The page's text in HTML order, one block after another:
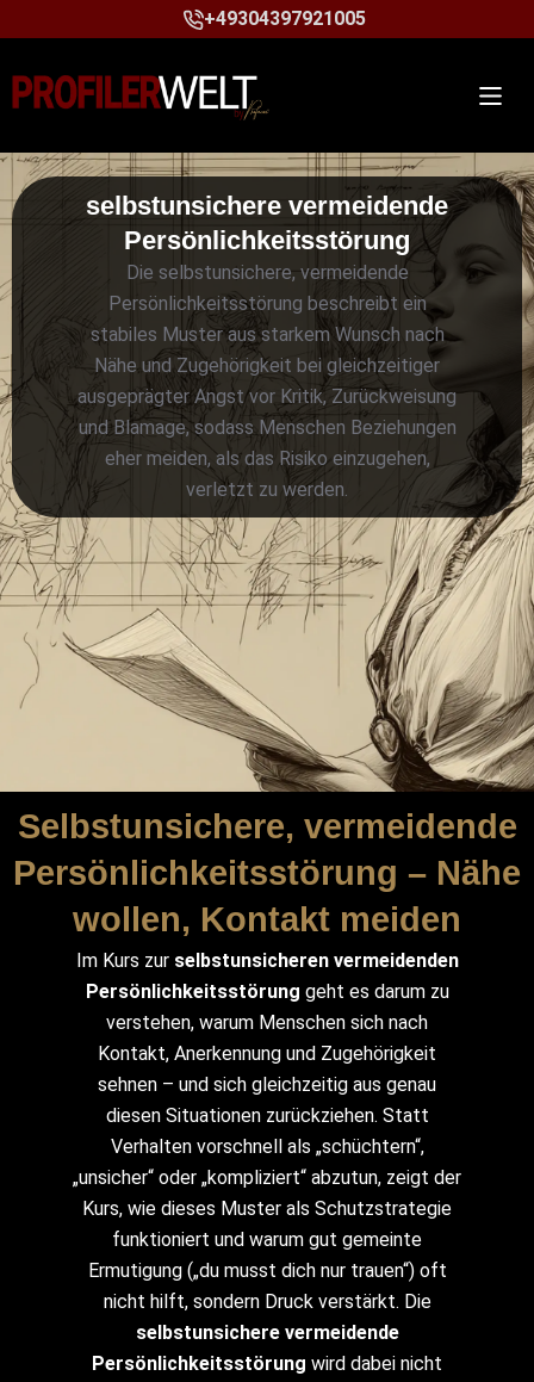
+49304397921005
selbstunsichere vermeidende
Persönlichkeitsstörung
Die selbstunsichere, vermeidende
Persönlichkeitsstörung beschreibt ein
stabiles Muster aus starkem Wunsch nach
Nähe und Zugehörigkeit bei gleichzeitiger
ausgeprägter Angst vor Kritik, Zurückweisung
und Blamage, sodass Menschen Beziehungen
eher meiden, als das Risiko einzugehen,
verletzt zu werden.
Selbstunsichere, vermeidende
Persönlichkeitsstörung – Nähe
wollen, Kontakt meiden
Im Kurs zur selbstunsicheren vermeidenden
Persönlichkeitsstörung geht es darum zu
verstehen, warum Menschen sich nach
Kontakt, Anerkennung und Zugehörigkeit
sehnen – und sich gleichzeitig aus genau
diesen Situationen zurückziehen. Statt
Verhalten vorschnell als „schüchtern“,
„unsicher“ oder „kompliziert“ abzutun, zeigt der
Kurs, wie dieses Muster als Schutzstrategie
funktioniert und warum gut gemeinte
Ermutigung („du musst dich nur trauen“) oft
nicht hilft, sondern Druck verstärkt. Die
selbstunsichere vermeidende
Persönlichkeitsstörung wird dabei nicht